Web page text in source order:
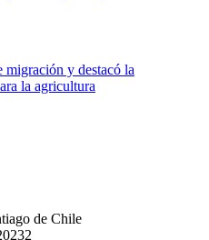
migración y destacó la
la agricultura
de Chile